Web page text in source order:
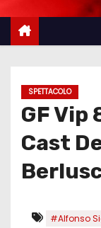
SPETTACOLO
GF Vip
Cast
#Alfonso